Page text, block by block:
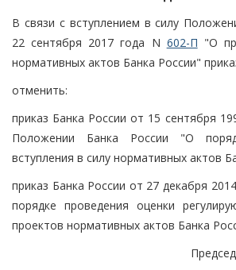
В связи с вступлением в силу
22 сентября 2017 года N 602-П "О
нормативных актов Банка России"
отменить:
приказ Банка России от 15 сентября
Положении Банка России "О
вступления в силу нормативных актов
приказ Банка России от 27 декабря
порядке проведения оценки
проектов нормативных актов Банка